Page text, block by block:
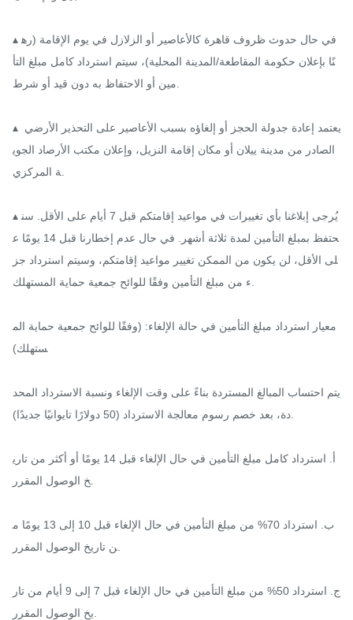
▴ في حال حدوث ظروف قاهرة كالأعاصير أو الزلازل في يوم الإقامة (ره
نًا بإعلان حكومة المقاطعة/المدينة المحلية)، سيتم استرداد كامل مبلغ التأ
مين أو الاحتفاظ به دون قيد أو شرط.
▴ يعتمد إعادة جدولة الحجز أو إلغاؤه بسبب الأعاصير على التحذير الأرضي
الصادر من مدينة ييلان أو مكان إقامة النزيل، وإعلان مكتب الأرصاد الجوي
ة المركزي.
▴ يُرجى إبلاغنا بأي تغييرات في مواعيد إقامتكم قبل 7 أيام على الأقل. سن
حتفظ بمبلغ التأمين لمدة ثلاثة أشهر. في حال عدم إخطارنا قبل 14 يومًا ع
لى الأقل، لن يكون من الممكن تغيير مواعيد إقامتكم، وسيتم استرداد جز
ء من مبلغ التأمين وفقًا للوائح جمعية حماية المستهلك.
معيار استرداد مبلغ التأمين في حالة الإلغاء: (وفقًا للوائح جمعية حماية الم
ستهلك)
يتم احتساب المبالغ المستردة بناءً على وقت الإلغاء ونسبة الاسترداد المحد
دة، بعد خصم رسوم معالجة الاسترداد (50 دولارًا تايوانيًا جديدًا).
أ. استرداد كامل مبلغ التأمين في حال الإلغاء قبل 14 يومًا أو أكثر من تاري
خ الوصول المقرر.
ب. استرداد 70% من مبلغ التأمين في حال الإلغاء قبل 10 إلى 13 يومًا م
ن تاريخ الوصول المقرر.
ج. استرداد 50% من مبلغ التأمين في حال الإلغاء قبل 7 إلى 9 أيام من تار
يخ الوصول المقرر.